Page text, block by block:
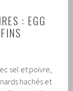
: EGG
sel et poivre,
hachés et